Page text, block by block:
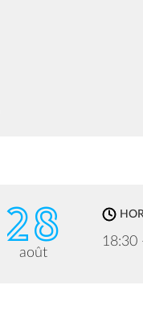
28
août
18:30